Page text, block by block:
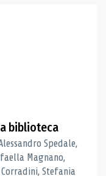
biblioteca
Spedale,
Magnano,
Stefania